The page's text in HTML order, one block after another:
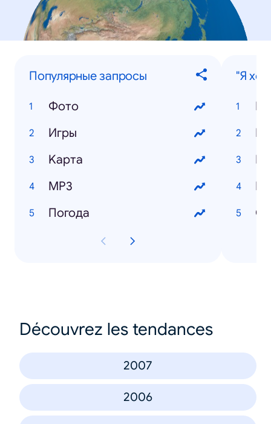
Популярные запросы
Фото
Игры
Kарта
MP3
Погода
"Я
Découvrez les tendances
2007
2006